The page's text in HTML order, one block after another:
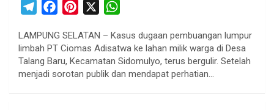
l
e
g
c
e
b
n
t
e
a
t
s
LAMPUNG SELATAN – Kasus dugaan pembuangan lumpur
limbah PT Ciomas Adisatwa ke lahan milik warga di Desa
Talang Baru, Kecamatan Sidomulyo, terus bergulir. Setelah
menjadi sorotan publik dan mendapat perhatian…